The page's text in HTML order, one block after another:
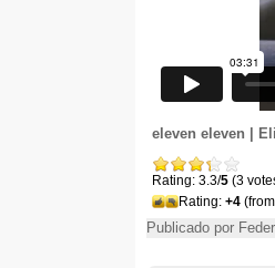
eleven eleven |
Rating: 3.3/5 (3
Rating: +4
Publicado por